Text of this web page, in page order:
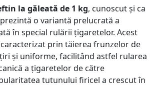
la găleată de 1 kg, cunoscut și ca
o variantă prelucrată a
în special rulării țigaretelor. Acest
prin tăierea frunzelor de
și uniforme, facilitând astfel rularea
a țigaretelor de către
tutunului firicel a crescut în